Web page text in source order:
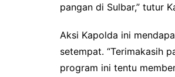
pangan di Sulbar,” tutur
Aksi Kapolda ini
setempat. “Terimakasih
program ini tentu